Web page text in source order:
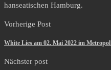
hanseatischen Hamburg.
Vorherige Post
White Lies am 02. Mai 2022 im
Nächster post